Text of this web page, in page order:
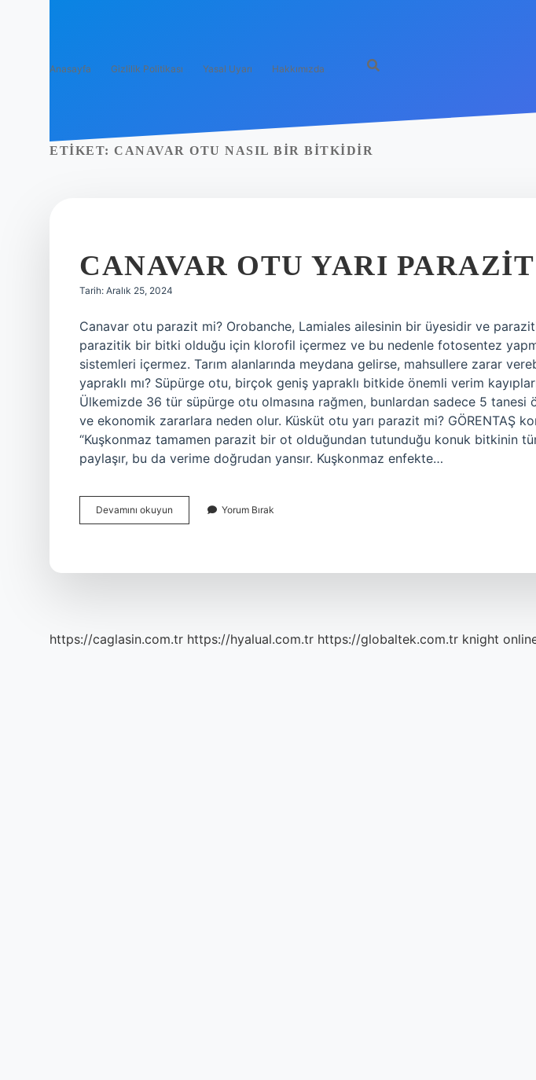
Anasayfa Gizlilik Politikası Yasal Uyarı Hakkımızda
ETIKET: CANAVAR OTU NASIL BIR BITKIDIR
CANAVAR OTU YARI
Tarih: Aralık 25, 2024
Canavar otu parazit mi? Orobanche, Lamiales ailesinin bir üyesidir ve
parazitik bir bitki olduğu için klorofil içermez ve bu nedenle fotosentez
sistemleri içermez. Tarım alanlarında meydana gelirse, mahsullere zarar
yapraklı mı? Süpürge otu, birçok geniş yapraklı bitkide önemli verim
Ülkemizde 36 tür süpürge otu olmasına rağmen, bunlardan sadece 5 tanesi
ve ekonomik zararlara neden olur. Küsküt otu yarı parazit mi? GÖRENTAŞ
“Kuşkonmaz tamamen parazit bir ot olduğundan tutunduğu konuk bitkinin
paylaşır, bu da verime doğrudan yansır. Kuşkonmaz enfekte…
Devamını okuyun Canavar
Otu
Yorum Bırak
https://caglasin.com.tr https://hyalual.com.tr https://globaltek.com.tr knight